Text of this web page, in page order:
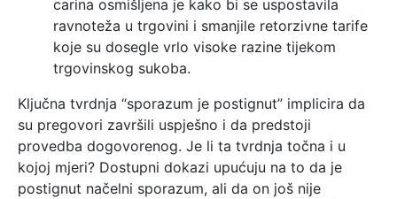
carina osmišljena je kako bi se uspostavila
ravnoteža u trgovini i smanjile retorzivne tarife
koje su dosegle vrlo visoke razine tijekom
trgovinskog sukoba.
Ključna tvrdnja “sporazum je postignut” implicira da
su pregovori završili uspješno i da predstoji
provedba dogovorenog. Je li ta tvrdnja točna i u
kojoj mjeri? Dostupni dokazi upućuju na to da je
postignut načelni sporazum, ali da on još nije